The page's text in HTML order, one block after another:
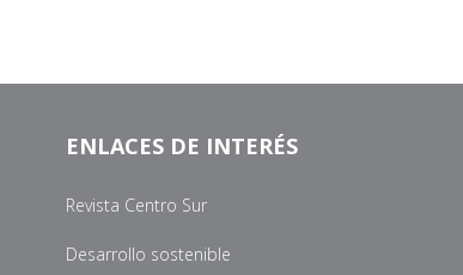
ENLACES DE INTERÉS
Revista Centro Sur
Desarrollo sostenible